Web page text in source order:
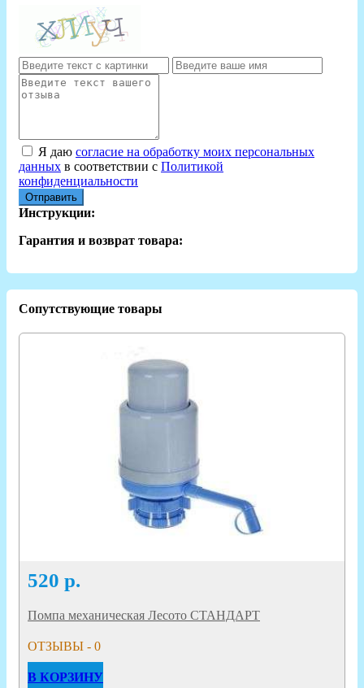
Я даю согласие на обработку моих персональных
данных в соответствии с Политикой
конфиденциальности
Отправить
Инструкции:
Гарантия и возврат товара:
Сопутствующие товары
520 р.
Помпа механическая Лесото СТАНДАРТ
ОТЗЫВЫ - 0
В КОРЗИНУ